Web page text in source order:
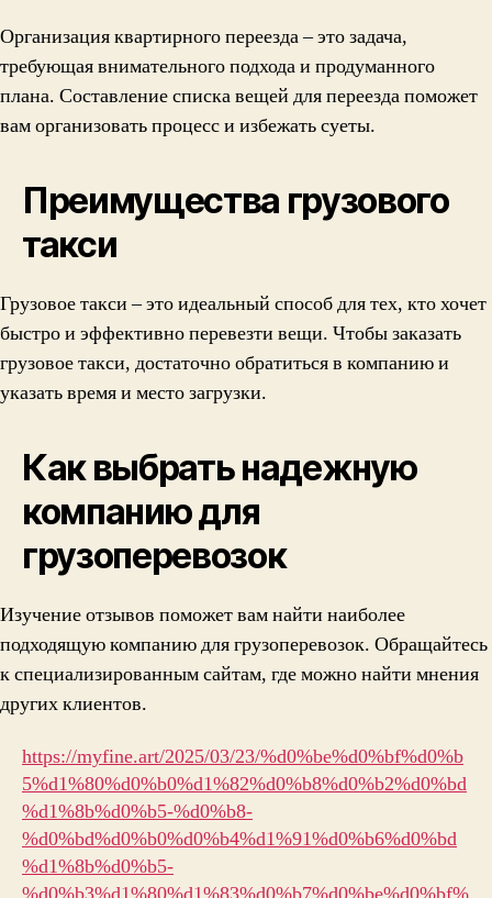
Организация квартирного переезда – это задача,
требующая внимательного подхода и продуманного
плана. Составление списка вещей для переезда поможет
вам организовать процесс и избежать суеты.
Преимущества грузового
такси
Грузовое такси – это идеальный способ для тех, кто хочет
быстро и эффективно перевезти вещи. Чтобы заказать
грузовое такси, достаточно обратиться в компанию и
указать время и место загрузки.
Как выбрать надежную
компанию для
грузоперевозок
Изучение отзывов поможет вам найти наиболее
подходящую компанию для грузоперевозок. Обращайтесь
к специализированным сайтам, где можно найти мнения
других клиентов.
https://myfine.art/2025/03/23/%d0%be%d0%bf%d0%b
5%d1%80%d0%b0%d1%82%d0%b8%d0%b2%d0%bd
%d1%8b%d0%b5-%d0%b8-
%d0%bd%d0%b0%d0%b4%d1%91%d0%b6%d0%bd
%d1%8b%d0%b5-